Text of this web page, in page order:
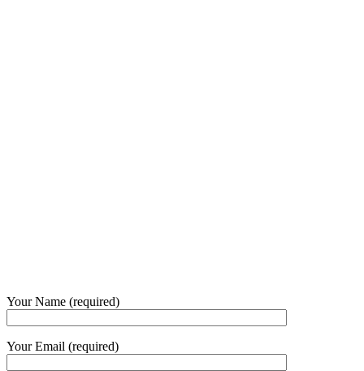
Your Name (required)
Your Email (required)